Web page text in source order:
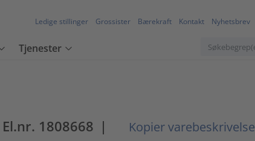
Ledige stillinger Grossister Bærekraft Kontakt Nyhetsbrev
Tjenester
1808668 | Kopier varebeskrivelse